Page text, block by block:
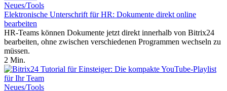
Neues/Tools
Elektronische Unterschrift für HR: Dokumente direkt online
bearbeiten
HR-Teams können Dokumente jetzt direkt innerhalb von Bitrix24
bearbeiten, ohne zwischen verschiedenen Programmen wechseln zu
müssen.
2 Min.
Neues/Tools